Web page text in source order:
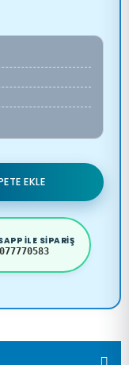
EKLE
ILE SIPARIŞ